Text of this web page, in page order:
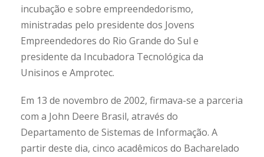
incubação e sobre empreendedorismo,
ministradas pelo presidente dos Jovens
Empreendedores do Rio Grande do Sul e
presidente da Incubadora Tecnológica da
Unisinos e Amprotec.
Em 13 de novembro de 2002, firmava-se a parceria
com a John Deere Brasil, através do
Departamento de Sistemas de Informação. A
partir deste dia, cinco acadêmicos do Bacharelado